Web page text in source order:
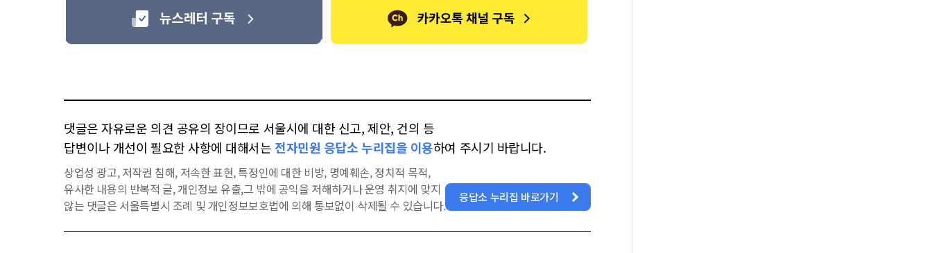
댓글은 자유로운 의견 공유의 장이므로 서울시에 대한 신고, 제안, 건의 등
답변이나 개선이 필요한 사항에 대해서는 전자민원 응답소 누리집을 이용하여 주시기 바랍니다.
상업성 광고, 저작권 침해, 저속한 표현, 특정인에 대한 비방, 명예훼손, 정치적 목적,
유사한 내용의 반복적 글, 개인정보 유출,그 밖에 공익을 저해하거나 운영 취지에 맞지
않는 댓글은 서울특별시 조례 및 개인정보보호법에 의해 통보없이 삭제될 수 있습니다.
응답소 누리집 바로가기